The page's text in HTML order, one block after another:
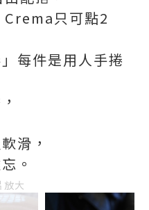
只可點2
每件是用人手捲
滑，
。
放大